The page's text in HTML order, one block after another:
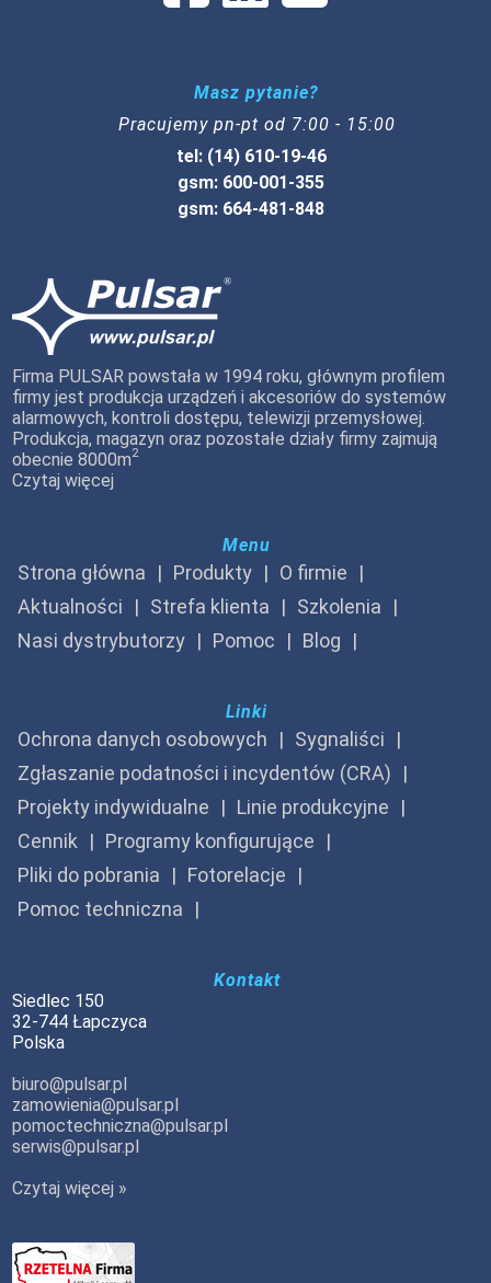
Masz pytanie?
Pracujemy pn-pt od 7:00 - 15:00
tel: (14) 610-19-46
gsm: 600-001-355
gsm: 664-481-848
Firma PULSAR powstała w 1994 roku, głównym profilem
firmy jest produkcja urządzeń i akcesoriów do systemów
alarmowych, kontroli dostępu, telewizji przemysłowej.
Produkcja, magazyn oraz pozostałe działy firmy zajmują
obecnie 8000m2
Czytaj więcej
Menu
Strona główna Produkty
O firmie
Aktualności
Strefa klienta
Szkolenia
Nasi dystrybutorzy
Pomoc Blog
Linki
Ochrona danych osobowych
Sygnaliści
Zgłaszanie podatności i incydentów (CRA)
Projekty indywidualne
Linie produkcyjne
Cennik
Programy konfigurujące
Pliki do pobrania
Fotorelacje
Pomoc techniczna
Kontakt
Siedlec 150
32-744 Łapczyca
Polska
biuro@pulsar.pl
zamowienia@pulsar.pl
pomoctechniczna@pulsar.pl
serwis@pulsar.pl
Czytaj więcej »